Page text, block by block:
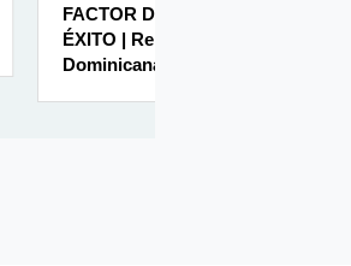
FACTOR DE
ÉXITO | Rep
Dominicana